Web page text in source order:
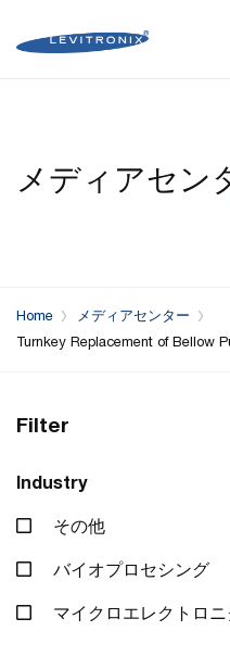
メディアセン
Home
メディアセンター
Turnkey Replacement of Bellow
Filter
Industry
その他
バイオプロセシング
マイクロエレクトロニ